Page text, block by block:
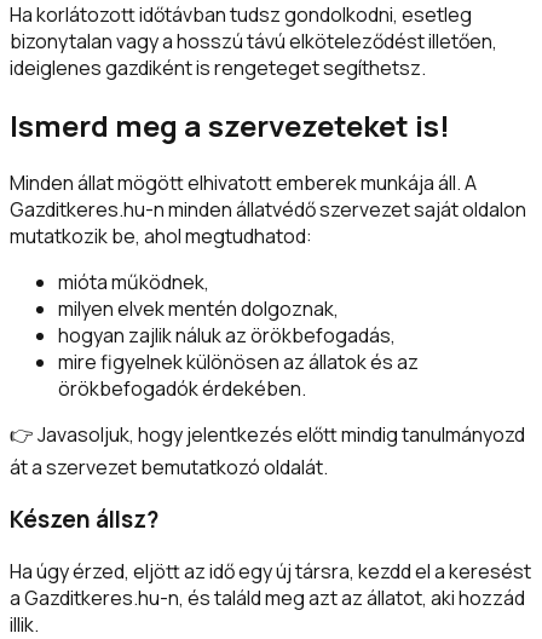
Ha korlátozott időtávban tudsz gondolkodni, esetleg
bizonytalan vagy a hosszú távú elköteleződést illetően,
ideiglenes gazdiként is rengeteget segíthetsz.
Ismerd meg a szervezeteket is!
Minden állat mögött elhivatott emberek munkája áll. A
Gazditkeres.hu-n minden állatvédő szervezet saját oldalon
mutatkozik be, ahol megtudhatod:
mióta működnek,
milyen elvek mentén dolgoznak,
hogyan zajlik náluk az örökbefogadás,
mire figyelnek különösen az állatok és az
örökbefogadók érdekében.
👉 Javasoljuk, hogy jelentkezés előtt mindig tanulmányozd
át a szervezet bemutatkozó oldalát.
Készen állsz?
Ha úgy érzed, eljött az idő egy új társra, kezdd el a keresést
a Gazditkeres.hu-n, és találd meg azt az állatot, aki hozzád
illik.